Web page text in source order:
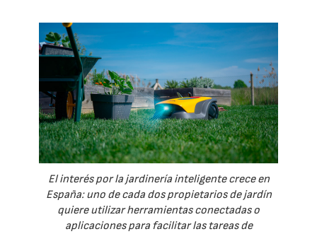
El interés por la jardinería inteligente crece en
España: uno de cada dos propietarios de jardín
quiere utilizar herramientas conectadas o
aplicaciones para facilitar las tareas de